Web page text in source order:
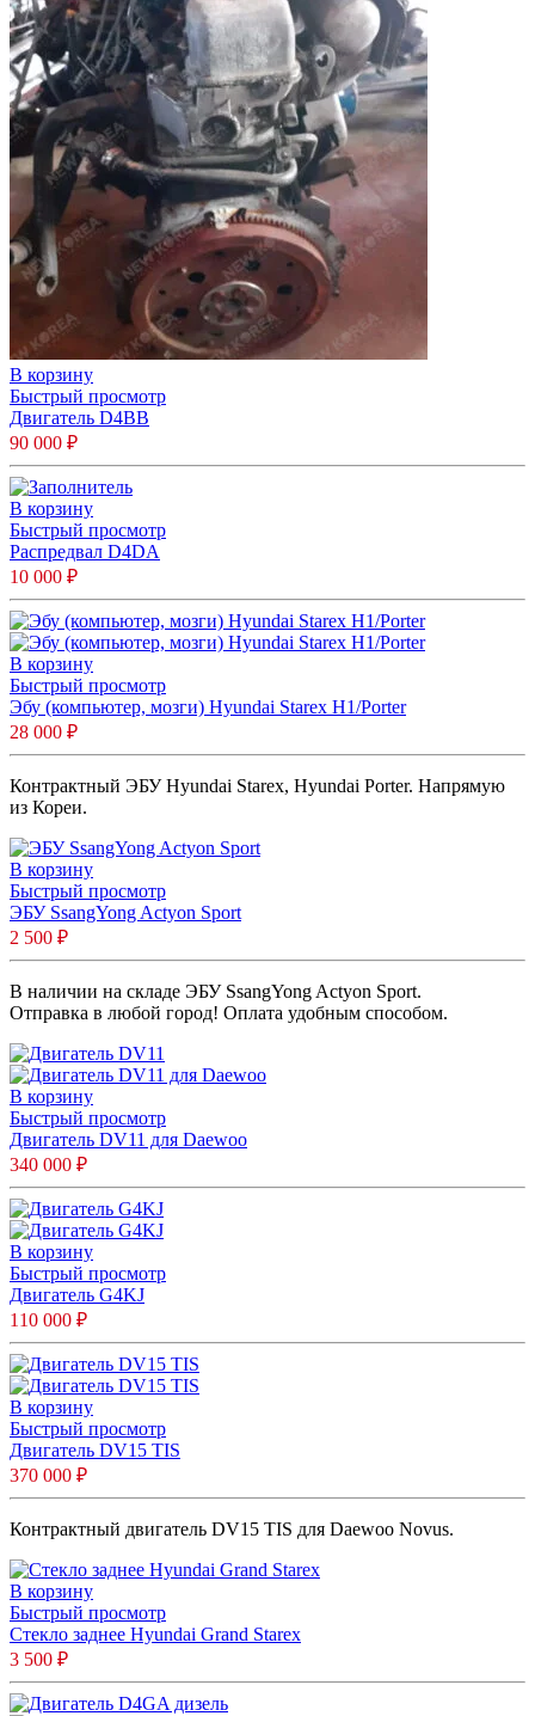
В корзину
Быстрый просмотр
Двигатель D4BB
90 000 ₽
В корзину
Быстрый просмотр
Распредвал D4DA
10 000 ₽
В корзину
Быстрый просмотр
Эбу (компьютер, мозги) Hyundai Starex H1/Porter
28 000 ₽
Контрактный ЭБУ Hyundai Starex, Hyundai Porter. Напрямую
из Кореи.
В корзину
Быстрый просмотр
ЭБУ SsangYong Actyon Sport
2 500 ₽
В наличии на складе ЭБУ SsangYong Actyon Sport.
Отправка в любой город! Оплата удобным способом.
В корзину
Быстрый просмотр
Двигатель DV11 для Daewoo
340 000 ₽
В корзину
Быстрый просмотр
Двигатель G4KJ
110 000 ₽
В корзину
Быстрый просмотр
Двигатель DV15 TIS
370 000 ₽
Контрактный двигатель DV15 TIS для Daewoo Novus.
В корзину
Быстрый просмотр
Стекло заднее Hyundai Grand Starex
3 500 ₽